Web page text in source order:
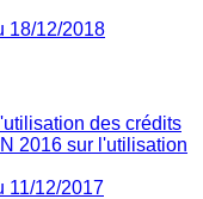
18/12/2018
des crédits
2016 sur l'utilisation
11/12/2017